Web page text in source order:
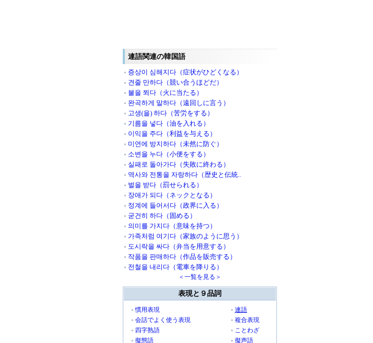
連語関連の韓国語
증상이 심해지다（症状がひどくなる）
견줄 만하다（競い合うほどだ）
불을 쬐다（火に当たる）
완곡하게 말하다（遠回しに言う）
고생(을) 하다（苦労をする）
기름을 넣다（油を入れる）
이익을 주다（利益を与える）
미연에 방지하다（未然に防ぐ）
소변을 누다（小便をする）
실패로 돌아가다（失敗に終わる）
역사와 전통을 자랑하다（歴史と伝統..
벌을 받다（罰せられる）
장애가 되다（ネックとなる）
정계에 들어서다（政界に入る）
굳건히 하다（固める）
의미를 가지다（意味を持つ）
가족처럼 여기다（家族のように思う）
도시락을 싸다（弁当を用意する）
작품을 판매하다（作品を販売する）
전철을 내리다（電車を降りる）
＜一覧を見る＞
表現と９品詞
慣用表現
連語
会話でよく使う表現
複合表現
四字熟語
ことわざ
擬態語
擬声語